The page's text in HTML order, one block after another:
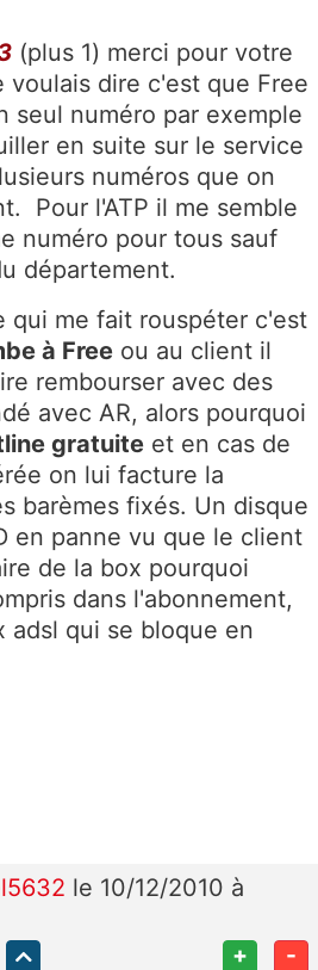
(plus 1) merci pour votre
voulais dire c'est que Free
seul numéro par exemple
en suite sur le service
numéros que on
Pour l'ATP il me semble
numéro pour tous sauf
département.
qui me fait rouspéter c'est
à Free ou au client il
rembourser avec des
avec AR, alors pourquoi
gratuite et en cas de
on lui facture la
barèmes fixés. Un disque
en panne vu que le client
de la box pourquoi
dans l'abonnement,
adsl qui se bloque en
le 10/12/2010 à
+ -